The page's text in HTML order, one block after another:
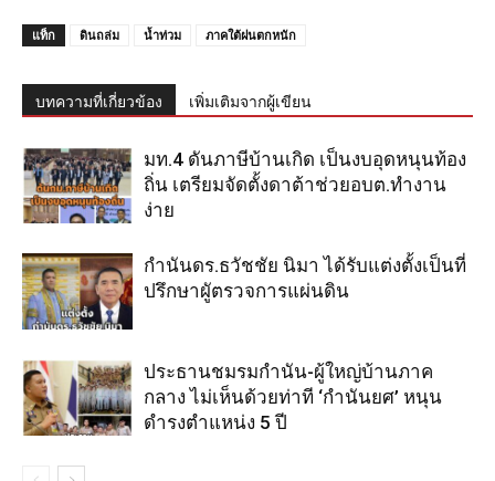
แท็ก ดินถล่ม น้ำท่วม ภาคใต้ฝนตกหนัก
บทความที่เกี่ยวข้อง เพิ่มเติมจากผู้เขียน
มท.4 ดันภาษีบ้านเกิด เป็นงบอุดหนุนท้อง
ถิ่น เตรียมจัดตั้งดาต้าช่วยอบต.ทำงาน
ง่าย
กำนันดร.ธวัชชัย นิมา ได้รับแต่งตั้งเป็นที่
ปรึกษาผูัตรวจการแผ่นดิน
ประธานชมรมกำนัน-ผู้ใหญ่บ้านภาค
กลาง ไม่เห็นด้วยท่าที ‘กำนันยศ’ หนุน
ดำรงตำแหน่ง 5 ปี